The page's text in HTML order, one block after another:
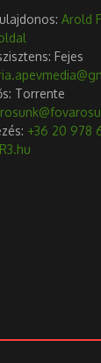
Arold
Fejes
Torrente
+36 20 978